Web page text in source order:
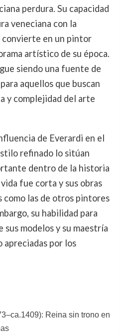
perdura. Su capacidad
veneciana con la
en un pintor
artístico de su época.
siendo una fuente de
aquellos que buscan
y complejidad del arte
de Everardi en el
refinado lo sitúan
dentro de la historia
fue corta y sus obras
como las de otros pintores
su habilidad para
sus modelos y su maestría
apreciadas por los
Reina sin trono en